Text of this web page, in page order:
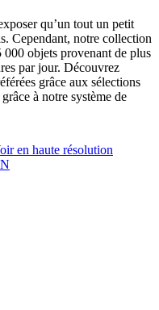
qu’un tout un petit
Cependant, notre collection
000 objets provenant de plus
par jour. Découvrez
grâce aux sélections
à notre système de
en haute résolution